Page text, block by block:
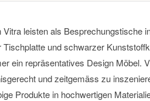
Vitra leisten als Besprechungstische
und schwarzer
ein repräsentatives Design Möbel.
und zeitgemäss zu
Produkte in hochwertigen